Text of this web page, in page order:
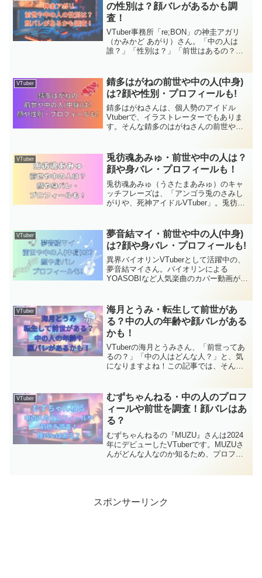
の性別は？顔バレがあるかも調
査！
VTuber事務所「re;BON」の神圭アガリ
（かみかど あがり）さん。「中の人は
誰？」「性別は？」「前世はあるの？」
ロフィールをはじめ、性別設定や前世、
顔バレ情報、ママ・パパ情報まで整理し
ました。
VTuber
錆多はがねの前世や中の人(中身)
は?顔や性別・プロフィールも!
錆多はがねさんは、個人勢のアイドル
Vtuberで、イラストレーターでもありま
す。そんな錆多のはがねさんの前世や中
はがねさんがどんな人か何者なのか知り
たい方は、是非見てください。
VTuber
兎彷魂あみゅ・前世や中の人は？
顔や身バレ・プロフィールも！
兎彷魂あみゅ（うさたまあみゅ）のキャ
ッチフレーズは、「アンゴラ兎のさみし
がりや、死神アイドルVTuber」。兎彷魂
す。そんな兎彷魂あみゅの前世や中の
人、顔バレや身バレがあるのかプロフィ
ールとともに調査しました。
VTuber
夢音結マイ・前世や中の人(中身)
は?顔や身バレ・プロフィールも!
異界バイオリンVTuberとして活躍中の、
夢音結マイさん。バイオリンによる
YOASOBIなど人気楽曲のカバー動画が、
イさんを大調査！夢音結さんのプロフィ
ールを交えながら、前世や中の人につい
て探っていきますよ。
VTuber
海月とうみ・転生して前世があ
る？中の人の年齢や顔バレがある
かも！
VTuberの海月とうみさん、「前世ってあ
るの？」「中の人はどんな人？」と、気
になりますよね！この記事では、そんな
さらに顔バレがあるかどうかも迫ってい
きます！
VTuber
むずちゃんねる・中の人のプロフ
ィールや前世を調査！顔バレはあ
る？
むずちゃんねるの『MUZU』さんは2024
年にデビューしたVTuberです。MUZUさ
んがどんな人なのか知るため、プロフィ
たのではないかと思います。
スポンサーリンク